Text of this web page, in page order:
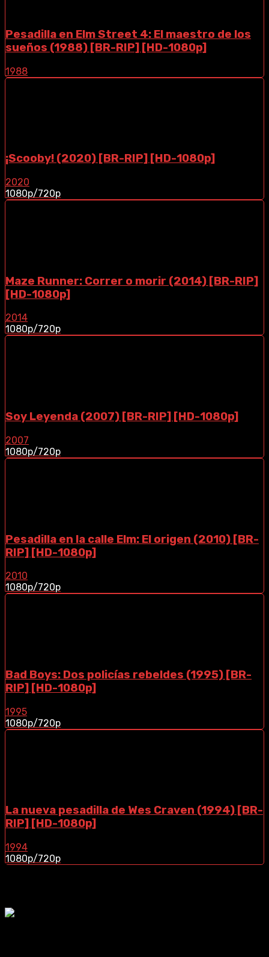
Pesadilla en Elm Street 4: El maestro de los
sueños (1988) [BR-RIP] [HD-1080p]
1988
¡Scooby! (2020) [BR-RIP] [HD-1080p]
2020
1080p/720p
Maze Runner: Correr o morir (2014) [BR-RIP]
[HD-1080p]
2014
1080p/720p
Soy Leyenda (2007) [BR-RIP] [HD-1080p]
2007
1080p/720p
Pesadilla en la calle Elm: El origen (2010) [BR-
RIP] [HD-1080p]
2010
1080p/720p
Bad Boys: Dos policías rebeldes (1995) [BR-
RIP] [HD-1080p]
1995
1080p/720p
La nueva pesadilla de Wes Craven (1994) [BR-
RIP] [HD-1080p]
1994
1080p/720p